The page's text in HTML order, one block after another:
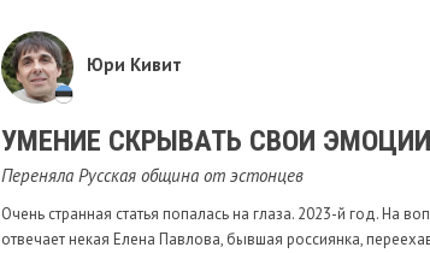
Юри Кивит
УМЕНИЕ СКРЫВАТЬ СВОИ ЭМОЦИИ
Переняла Русская община от эстонцев
Очень странная статья попалась на глаза. 2023-й год. На
отвечает некая Елена Павлова, бывшая россиянка,